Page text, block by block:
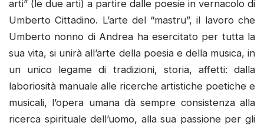
arti” (le due arti) a partire dalle poesie in vernacolo di
Umberto Cittadino. L’arte del “mastru”, il lavoro che
Umberto nonno di Andrea ha esercitato per tutta la
sua vita, si unirà all’arte della poesia e della musica, in
un unico legame di tradizioni, storia, affetti: dalla
laboriosità manuale alle ricerche artistiche poetiche e
musicali, l’opera umana dà sempre consistenza alla
ricerca spirituale dell’uomo, alla sua passione per gli